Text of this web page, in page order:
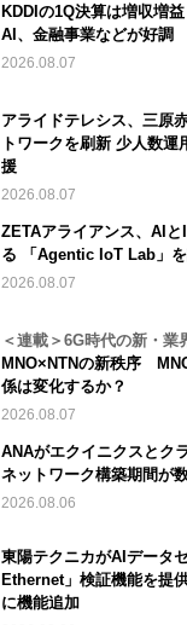
KDDIの1Q決算は増収増
AI、金融事業などが好調
2026.08.07
アライドテレシス、三原
トワークを刷新 少人数運
援
2026.08.07
ZETAアライアンス、AI
る 「Agentic IoT Lab」
2026.08.07
＜連載＞6G時代の新・業
MNO×NTNの新秩序
係は変化するか？
2026.08.07
ANAがエクイニクスとク
ネットワーク構築期間が
2026.08.06
東陽テクニカがAIデータ
Ethernet」検証機能を提
に機能追加